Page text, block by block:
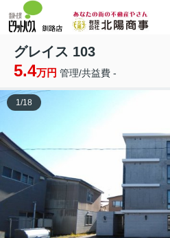
グレイス 103
5.4万円 管理/共益費 -
1/18